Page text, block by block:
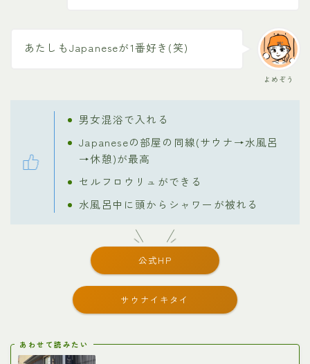
よめぞう
あたしもJapaneseが1番好き(笑)
男女混浴で入れる
Japaneseの部屋の同線(サウナ→水風呂
→休憩)が最高
セルフロウリュができる
水風呂中に頭からシャワーが被れる
公式HP
サウナイキタイ
あわせて読みたい